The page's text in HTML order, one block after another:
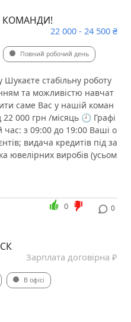
22 000 - 24 500 ₴
Повний робочий день
стабільну роботу
та можливістю навчат
саме Вас у нашій коман
22 000 грн /місяць 🕘 Графі
з 09:00 до 19:00 Ваші о
видача кредитів під за
ювелірних виробів (усьом
0
0
Зарплата договірна ₽
В офісі